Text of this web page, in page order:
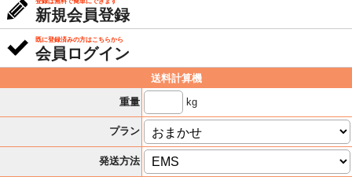
新規会員登録
既に登録済みの方はこちらから
会員ログイン
送料計算機
重量
kg
プラン
発送方法